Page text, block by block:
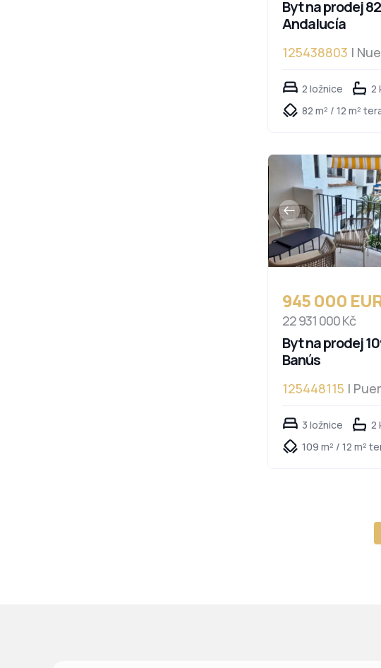
Byt na prodej
Andalucía
125438803 |
2 ložnice
2
82 m² / 12 m²
945 000
22 931 000 Kč
Byt na prodej
Banús
125448115 |
3 ložnice
2
109 m² / 12 m²